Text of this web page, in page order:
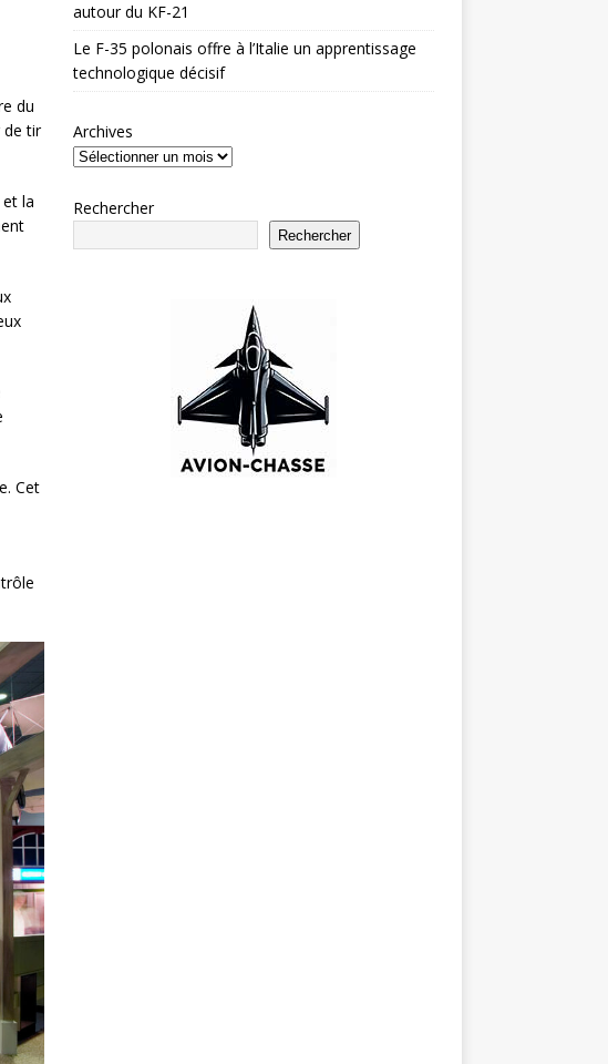
du
de tir
et la
Cet
autour du KF-21
Le F-35 polonais offre à l’Italie un apprentissage
technologique décisif
Archives
Rechercher
Rechercher